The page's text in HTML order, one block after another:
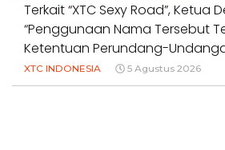
Terkait “XTC Sexy Road”, Ketua
“Penggunaan Nama Tersebut
Ketentuan Perundang-
XTC INDONESIA 5 Agustus 2026